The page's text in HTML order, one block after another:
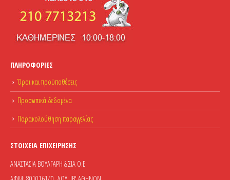
ΠΛΗΡΟΦΟΡΊΕΣ
Όροι και προϋποθέσεις
Προσωπικά δεδομένα
Παρακολούθηση παραγγελίας
ΣΤΟΙΧΕΊΑ ΕΠΙΧΕΊΡΗΣΗΣ
ΑΝΑΣΤΑΣΙΑ ΒΟΥΛΓΑΡΗ & ΣΙΑ Ο.Ε